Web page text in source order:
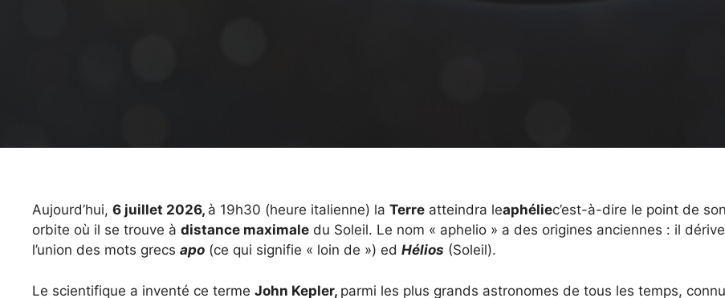
Aujourd’hui, 6 juillet 2026, à 19h30 (heure italienne) la Terre atteindra leaphéliec’est-à-dire le point de son
orbite où il se trouve à distance maximale du Soleil. Le nom « aphelio » a des origines anciennes : il
l’union des mots grecs apo (ce qui signifie « loin de ») ed Hélios (Soleil).
Le scientifique a inventé ce terme John Kepler, parmi les plus grands astronomes de tous les temps,